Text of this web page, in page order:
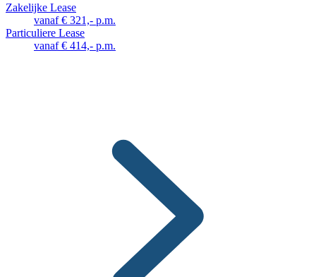
Zakelijke Lease
vanaf € 321,- p.m.
Particuliere Lease
vanaf € 414,- p.m.